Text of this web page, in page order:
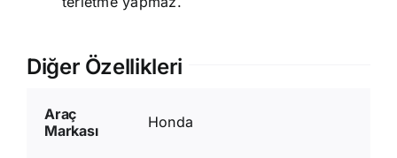
Diğer Özellikleri
Araç
Markası
Honda